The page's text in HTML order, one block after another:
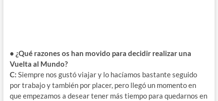
• ¿Qué razones os han movido para decidir realizar una
Vuelta al Mundo?
C: Siempre nos gustó viajar y lo hacíamos bastante seguido
por trabajo y también por placer, pero llegó un momento en
que empezamos a desear tener más tiempo para quedarnos en